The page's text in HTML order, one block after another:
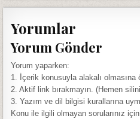
Yorumlar
Yorum Gönder
Yorum yaparken:
1. İçerik konusuyla alakalı olmasına
2. Aktif link bırakmayın. (Hemen
3. Yazım ve dil bilgisi kurallarına
Konu ile ilgili olmayan sorularınız